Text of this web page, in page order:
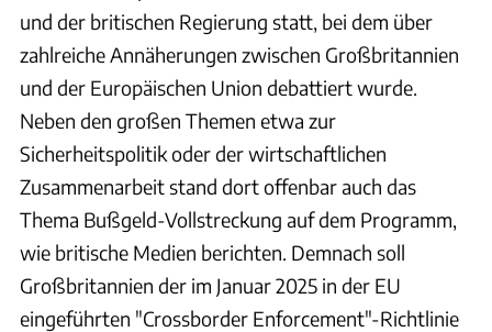
und der britischen Regierung statt, bei dem über
zahlreiche Annäherungen zwischen Großbritannien
und der Europäischen Union debattiert wurde.
Neben den großen Themen etwa zur
Sicherheitspolitik oder der wirtschaftlichen
Zusammenarbeit stand dort offenbar auch das
Thema Bußgeld-Vollstreckung auf dem Programm,
wie britische Medien berichten. Demnach soll
Großbritannien der im Januar 2025 in der EU
eingeführten "Crossborder Enforcement"-Richtlinie